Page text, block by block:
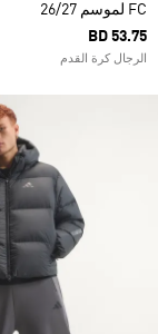
FC لموسم 26/27
BD 53.75
الرجال كرة القدم